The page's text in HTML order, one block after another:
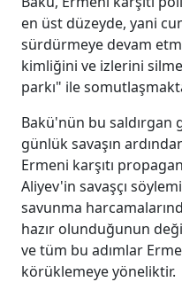
en üst düzeyde, yani
sürdürmeye devam
kimliğini ve izlerini
parkı" ile
Bakü'nün bu saldırgan
günlük savaşın
Ermeni karşıtı
Aliyev'in savaşçı
savunma
hazır olunduğunun
ve tüm bu adımlar
körüklemeye yöneliktir.